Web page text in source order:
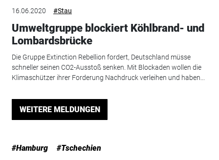
16.06.2020 #Stau
Umweltgruppe blockiert Köhlbrand- und
Lombardsbrücke
Die Gruppe Extinction Rebellion fordert, Deutschland müsse
schneller seinen CO2-Ausstoß senken. Mit Blockaden wollen die
Klimaschützer ihrer Forderung Nachdruck verleihen und haben...
WEITERE MELDUNGEN
#Hamburg #Tschechien